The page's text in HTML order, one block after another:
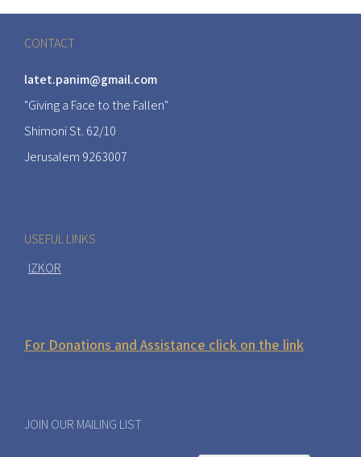
CONTACT
latet.panim@gmail.com
"Giving a Face to the Fallen"
Shimoni St. 62/10
Jerusalem 9263007
USEFUL LINKS
IZKOR
For Donations and Assistance click on the link
JOIN OUR MAILING LIST